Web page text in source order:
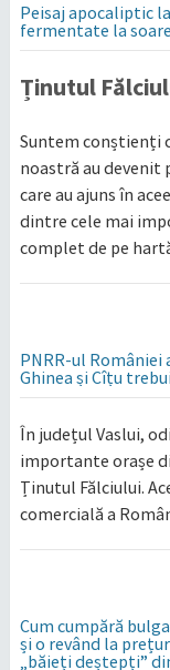
Peisaj apocaliptic
fermentate la
Ținutul
Suntem conștienți
noastră au devenit
care au ajuns în
dintre cele mai
complet de pe
PNRR-ul
Ghinea și Cîțu
În județul Vaslui,
importante orașe
Ținutul Fălciului.
comercială a
Cum cumpără
și o revând la
„băieți deștepți”